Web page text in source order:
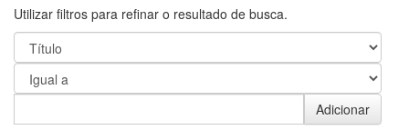
Utilizar filtros para refinar o resultado de busca.